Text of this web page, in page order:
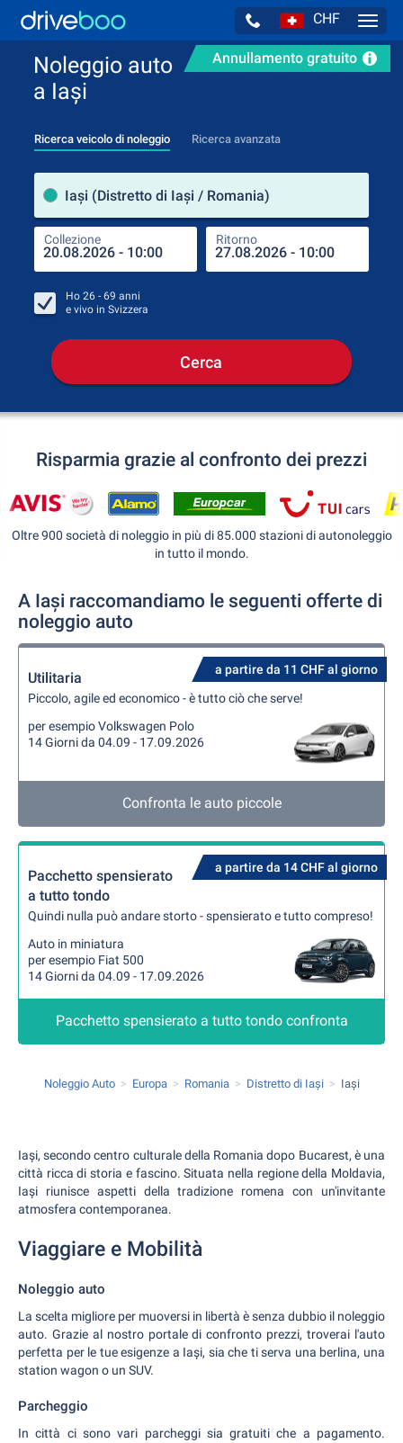
CHF
Annullamento gratuito
Noleggio auto
a Iași
Ricerca veicolo di noleggio Ricerca avanzata
Iași (Distretto di Iași / Romania)
Collezione Ritorno
Ho 26 - 69 anni
e vivo in Svizzera
Cerca
Risparmia grazie al confronto dei prezzi
Oltre 900 società di noleggio in più di 85.000 stazioni di autonoleggio
in tutto il mondo.
A Iași raccomandiamo le seguenti offerte di
noleggio auto
a partire da 11 CHF al giorno
Utilitaria
Piccolo, agile ed economico - è tutto ciò che serve!
per esempio Volkswagen Polo
14 Giorni da 04.09 - 17.09.2026
Confronta le auto piccole
a partire da 14 CHF al giorno
Pacchetto spensierato
a tutto tondo
Quindi nulla può andare storto - spensierato e tutto compreso!
Auto in miniatura
per esempio Fiat 500
14 Giorni da 04.09 - 17.09.2026
Pacchetto spensierato a tutto tondo confronta
Noleggio Auto Europa Romania Distretto di Iași Iași
Iași, secondo centro culturale della Romania dopo Bucarest, è una
città ricca di storia e fascino. Situata nella regione della Moldavia,
Iași riunisce aspetti della tradizione romena con un'invitante
atmosfera contemporanea.
Viaggiare e Mobilità
Noleggio auto
La scelta migliore per muoversi in libertà è senza dubbio il noleggio
auto. Grazie al nostro portale di confronto prezzi, troverai l'auto
perfetta per le tue esigenze a Iași, sia che ti serva una berlina, una
station wagon o un SUV.
Parcheggio
In città ci sono vari parcheggi sia gratuiti che a pagamento.